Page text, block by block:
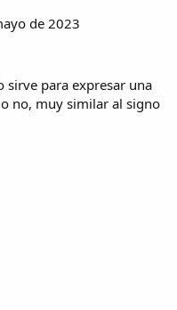
de 2023
sirve para expresar una
no, muy similar al signo